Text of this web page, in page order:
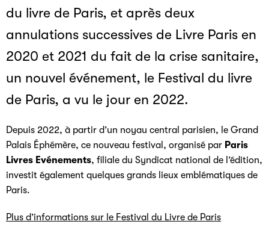
du livre de Paris, et après deux
annulations successives de Livre Paris en
2020 et 2021 du fait de la crise sanitaire,
un nouvel événement, le Festival du livre
de Paris, a vu le jour en 2022.
Depuis 2022, à partir d’un noyau central parisien, le Grand
Palais Éphémère, ce nouveau festival, organisé par Paris
Livres Evénements, filiale du Syndicat national de l’édition,
investit également quelques grands lieux emblématiques de
Paris.
Plus d’informations sur le Festival du Livre de Paris